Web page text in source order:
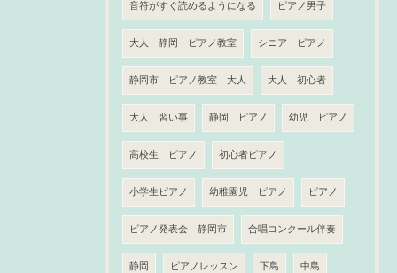
音符がすぐ読めるようになる ピアノ男子
大人 静岡 ピアノ教室 シニア ピアノ
静岡市 ピアノ教室 大人 大人 初心者
大人 習い事 静岡 ピアノ 幼児 ピアノ
高校生 ピアノ 初心者ピアノ
小学生ピアノ 幼稚園児 ピアノ ピアノ
ピアノ発表会 静岡市 合唱コンクール伴奏
静岡 ピアノレッスン 下島 中島